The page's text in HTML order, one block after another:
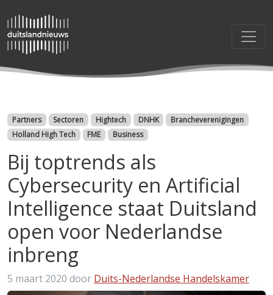
Categorieën
Partners Sectoren Hightech DNHK
Brancheverenigingen
Holland High Tech
FME Business
Bij toptrends als
Cybersecurity en Artificial
Intelligence staat Duitsland
open voor Nederlandse
inbreng
5 maart 2020 door Duits-Nederlandse Handelskamer